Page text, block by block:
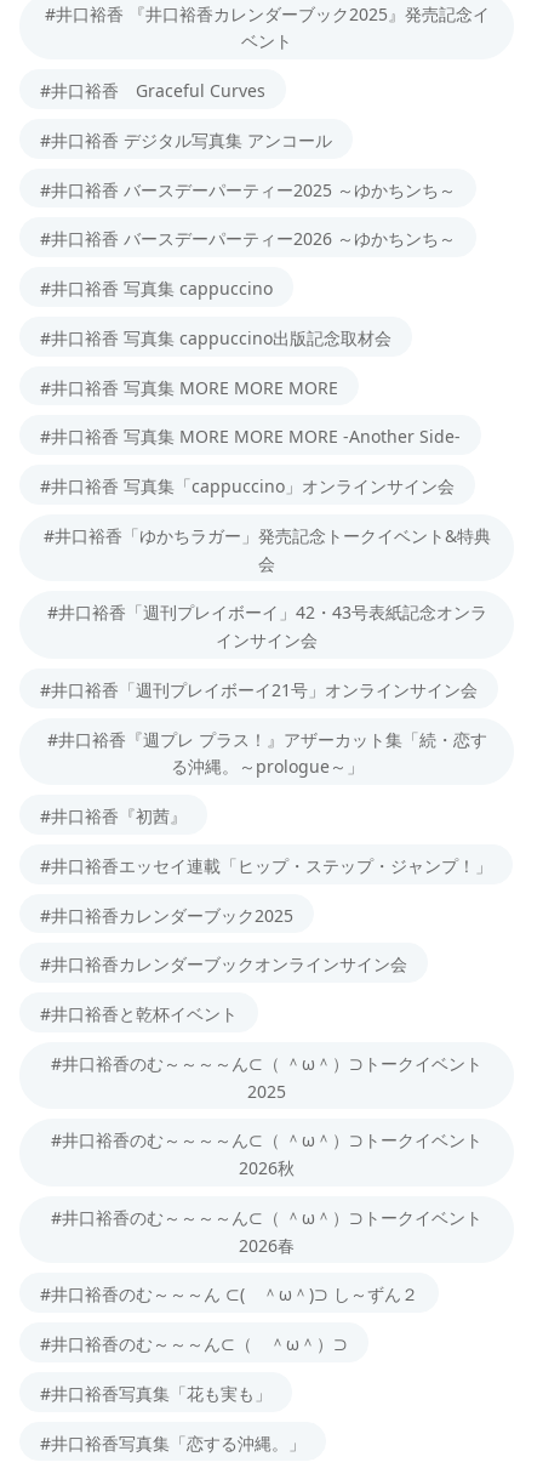
#井口裕香 『井口裕香カレンダーブック2025』発売記念イ
ベント
#井口裕香 Graceful Curves
#井口裕香 デジタル写真集 アンコール
#井口裕香 バースデーパーティー2025 ～ゆかちンち～
#井口裕香 バースデーパーティー2026 ～ゆかちンち～
#井口裕香 写真集 cappuccino
#井口裕香 写真集 cappuccino出版記念取材会
#井口裕香 写真集 MORE MORE MORE
#井口裕香 写真集 MORE MORE MORE -Another Side-
#井口裕香 写真集「cappuccino」オンラインサイン会
#井口裕香「ゆかちラガー」発売記念トークイベント&特典
会
#井口裕香「週刊プレイボーイ」42・43号表紙記念オンラ
インサイン会
#井口裕香「週刊プレイボーイ21号」オンラインサイン会
#井口裕香『週プレ プラス！』アザーカット集「続・恋す
る沖縄。～prologue～」
#井口裕香『初茜』
#井口裕香エッセイ連載「ヒップ・ステップ・ジャンプ！」
#井口裕香カレンダーブック2025
#井口裕香カレンダーブックオンラインサイン会
#井口裕香と乾杯イベント
#井口裕香のむ～～～～ん⊂（ ＾ω＾）⊃トークイベント
2025
#井口裕香のむ～～～～ん⊂（ ＾ω＾）⊃トークイベント
2026秋
#井口裕香のむ～～～～ん⊂（ ＾ω＾）⊃トークイベント
2026春
#井口裕香のむ～～～ん ⊂( ＾ω＾)⊃ し～ずん２
#井口裕香のむ～～～ん⊂（ ＾ω＾）⊃
#井口裕香写真集「花も実も」
#井口裕香写真集「恋する沖縄。」